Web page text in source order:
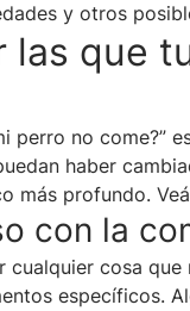
y otros
las que
perro no come?”
haber
más profundo.
con la
cualquier cosa
específicos.